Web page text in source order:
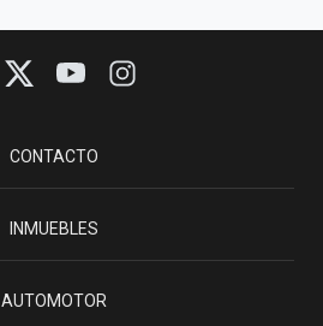
CONTACTO
INMUEBLES
AUTOMOTOR